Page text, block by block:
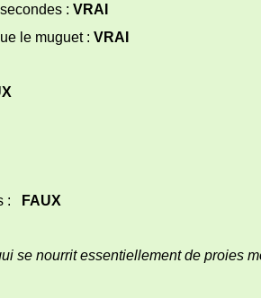
: VRAI
le muguet : VRAI
: FAUX
se nourrit essentiellement de proies